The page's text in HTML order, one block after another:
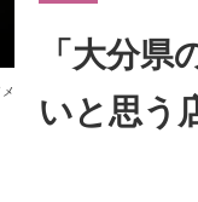
け専門サイト
「大分
いと思う